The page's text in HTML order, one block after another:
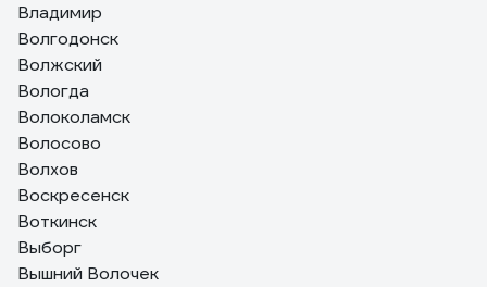
Владимир
Волгодонск
Волжский
Вологда
Волоколамск
Волосово
Волхов
Воскресенск
Воткинск
Выборг
Вышний Волочек